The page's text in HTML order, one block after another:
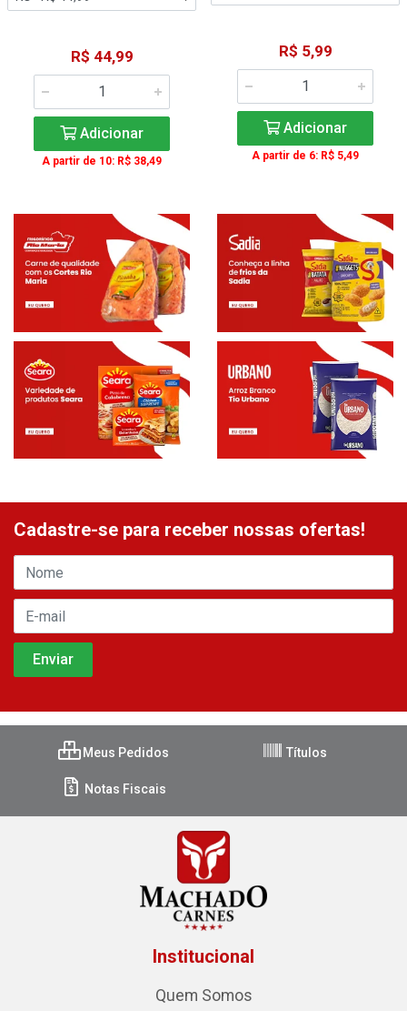
R$ 44,99
Adicionar
A partir de 10: R$ 38,49
R$ 5,99
Adicionar
A partir de 6: R$ 5,49
Cadastre-se para receber nossas ofertas!
Meus Pedidos Títulos
Notas Fiscais
Institucional
Quem Somos